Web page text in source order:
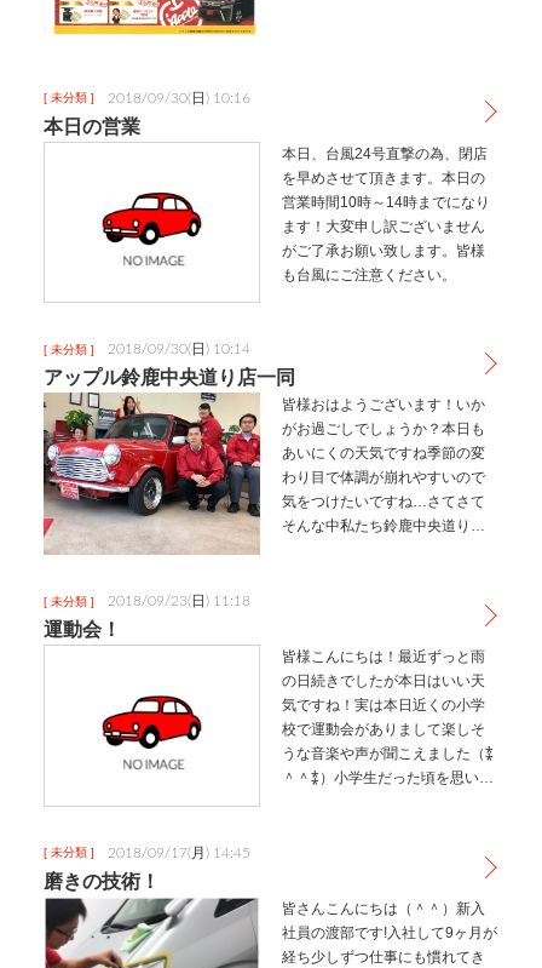
[ 未分類 ] 2018/09/30(日) 10:16
本日の営業
本日、台風24号直撃の為、閉店
を早めさせて頂きます。本日の
営業時間10時～14時までになり
ます！大変申し訳ございません
がご了承お願い致します。皆様
も台風にご注意ください。
[ 未分類 ] 2018/09/30(日) 10:14
アップル鈴鹿中央道り店一同
皆様おはようございます！いか
がお過ごしでしょうか？本日も
あいにくの天気ですね季節の変
わり目で体調が崩れやすいので
気をつけたいですね…さてさて
そんな中私たち鈴鹿中央道り店
[ 未分類 ] 2018/09/23(日) 11:18
運動会！
皆様こんにちは！最近ずっと雨
の日続きでしたが本日はいい天
気ですね！実は本日近くの小学
校で運動会がありまして楽しそ
うな音楽や声が聞こえました（⁑
＾＾⁑）小学生だった頃を思い出
です…
[ 未分類 ] 2018/09/17(月) 14:45
磨きの技術！
皆さんこんにちは（＾＾）新入
社員の渡部です!入社して9ヶ月が
経ち少しずつ仕事にも慣れてき